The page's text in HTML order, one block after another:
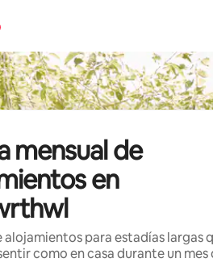
mensual de
en
alojamientos para estadías largas
como en casa durante un mes